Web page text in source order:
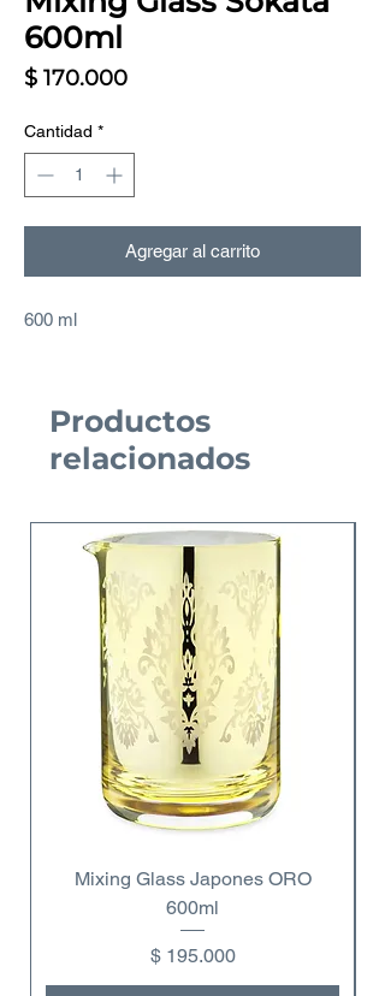
600ml
$ 170.000Precio
Cantidad *
Agregar al carrito
600 ml
Productos
relacionados
Mixing Glass Japones ORO
600ml
Precio
$ 195.000